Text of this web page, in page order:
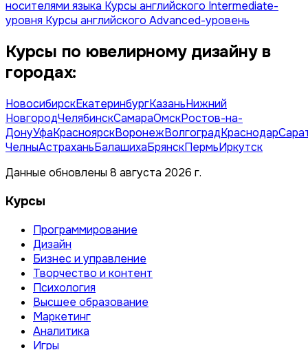
носителями языка Курсы английского Intermediate-
уровня Курсы английского Advanced-уровень
Курсы по ювелирному дизайну в
городах:
НовосибирскЕкатеринбургКазаньНижний
НовгородЧелябинскСамараОмскРостов-на-
ДонуУфаКрасноярскВоронежВолгоградКраснодар
ЧелныАстраханьБалашихаБрянскПермьИркутск
Данные обновлены 8 августа 2026 г.
Курсы
Программирование
Дизайн
Бизнес и управление
Творчество и контент
Психология
Высшее образование
Маркетинг
Аналитика
Игры